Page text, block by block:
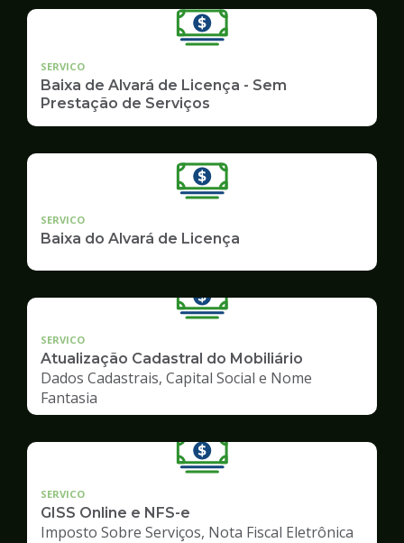
SERVICO
Baixa de Alvará de Licença - Sem
Prestação de Serviços
SERVICO
Baixa do Alvará de Licença
SERVICO
Atualização Cadastral do Mobiliário
Dados Cadastrais, Capital Social e Nome
Fantasia
SERVICO
GISS Online e NFS-e
Imposto Sobre Serviços, Nota Fiscal Eletrônica